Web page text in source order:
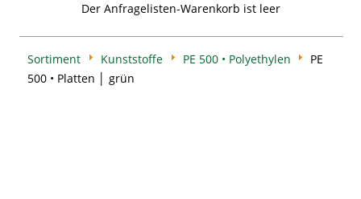
Der Anfragelisten-Warenkorb ist leer
Sortiment Kunststoffe PE 500 • Polyethylen
PE
500 • Platten │ grün